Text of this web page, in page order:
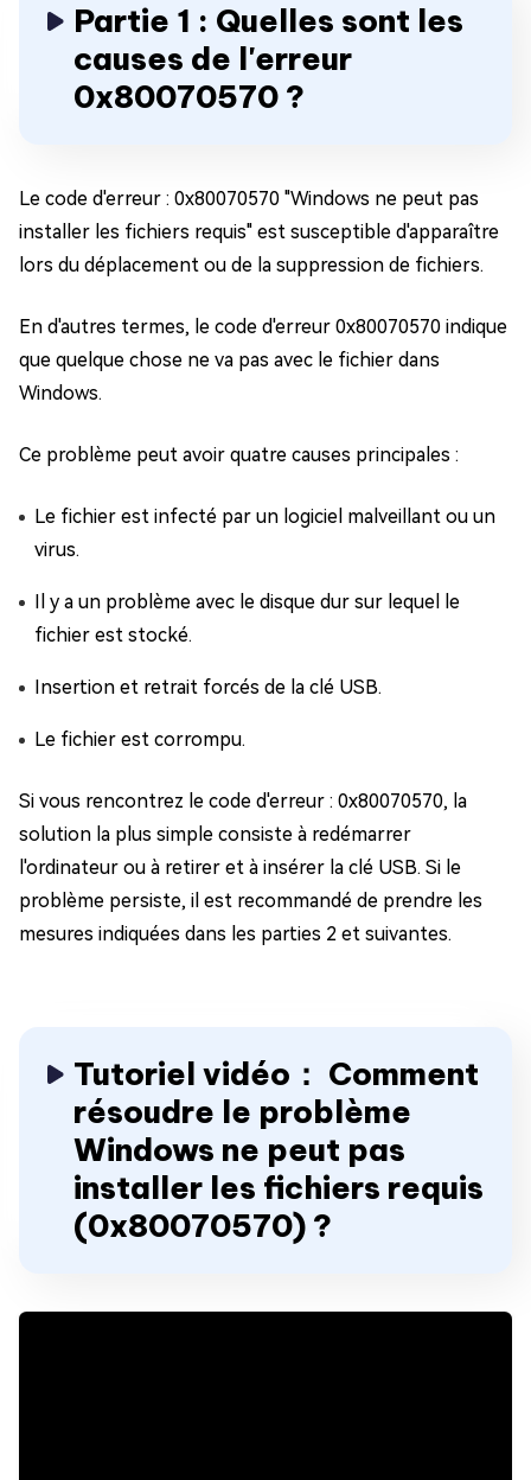
Partie 1 : Quelles sont les
causes de l'erreur
0x80070570 ?
Le code d'erreur : 0x80070570 "Windows ne peut pas
installer les fichiers requis" est susceptible d'apparaître
lors du déplacement ou de la suppression de fichiers.
En d'autres termes, le code d'erreur 0x80070570 indique
que quelque chose ne va pas avec le fichier dans
Windows.
Ce problème peut avoir quatre causes principales :
Le fichier est infecté par un logiciel malveillant ou un
virus.
Il y a un problème avec le disque dur sur lequel le
fichier est stocké.
Insertion et retrait forcés de la clé USB.
Le fichier est corrompu.
Si vous rencontrez le code d'erreur : 0x80070570, la
solution la plus simple consiste à redémarrer
l'ordinateur ou à retirer et à insérer la clé USB. Si le
problème persiste, il est recommandé de prendre les
mesures indiquées dans les parties 2 et suivantes.
Tutoriel vidéo： Comment
résoudre le problème
Windows ne peut pas
installer les fichiers requis
(0x80070570) ?